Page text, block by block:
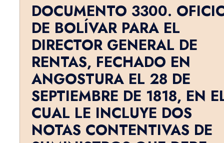
DOCUMENTO 3300.
DE BOLÍVAR PARA EL
DIRECTOR GENERAL DE
RENTAS, FECHADO EN
ANGOSTURA EL 28 DE
SEPTIEMBRE DE 1818, EN
CUAL LE INCLUYE DOS
NOTAS CONTENTIVAS DE